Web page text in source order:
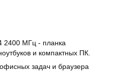
2400 МГц - планка
и компактных ПК.
задач и браузера